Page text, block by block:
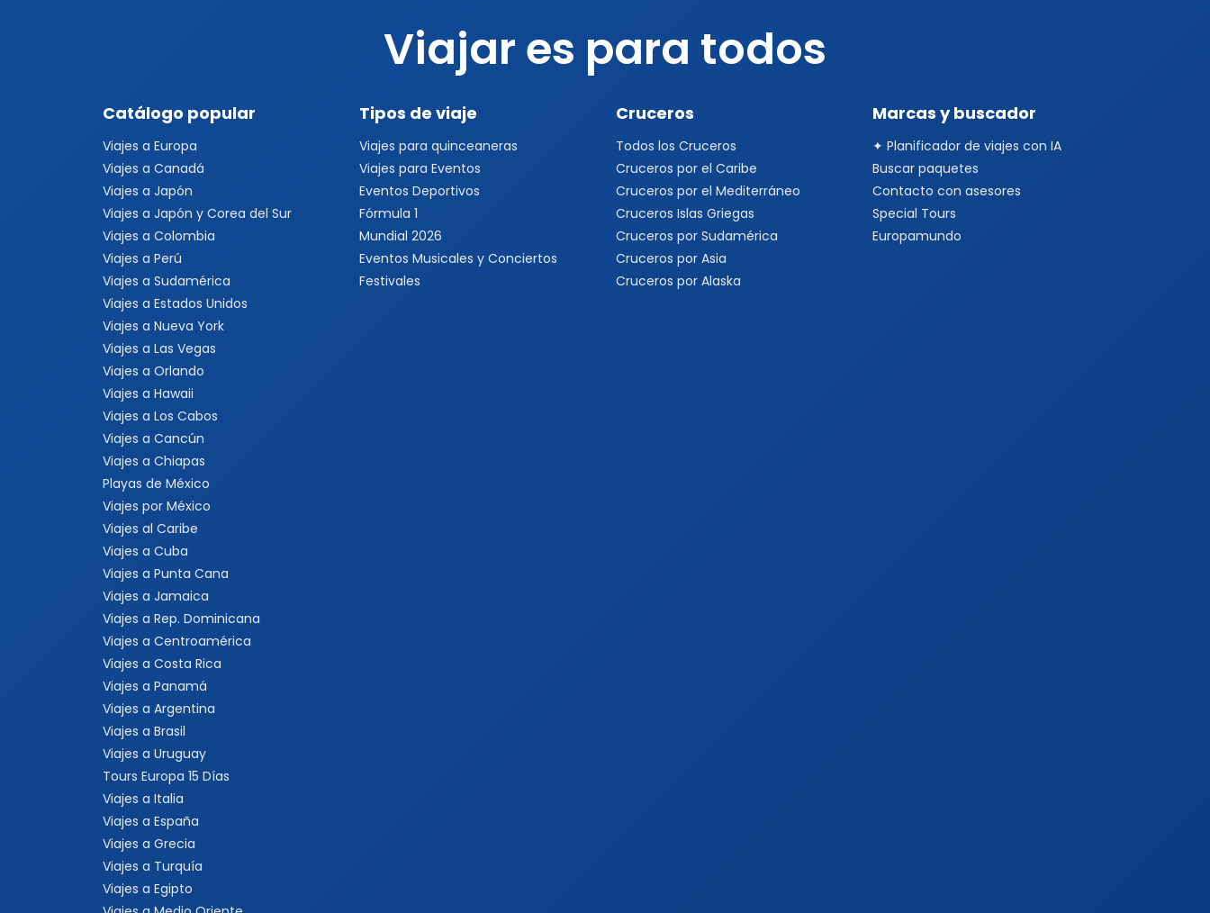
Viajar es para todos
Catálogo popular
Viajes a Europa
Viajes a Canadá
Viajes a Japón
Viajes a Japón y Corea del Sur
Viajes a Colombia
Viajes a Perú
Viajes a Sudamérica
Viajes a Estados Unidos
Viajes a Nueva York
Viajes a Las Vegas
Viajes a Orlando
Viajes a Hawaii
Viajes a Los Cabos
Viajes a Cancún
Viajes a Chiapas
Playas de México
Viajes por México
Viajes al Caribe
Viajes a Cuba
Viajes a Punta Cana
Viajes a Jamaica
Viajes a Rep. Dominicana
Viajes a Centroamérica
Viajes a Costa Rica
Viajes a Panamá
Viajes a Argentina
Viajes a Brasil
Viajes a Uruguay
Tours Europa 15 Días
Viajes a Italia
Viajes a España
Viajes a Grecia
Viajes a Turquía
Viajes a Egipto
Tipos de viaje
Viajes para quinceaneras
Viajes para Eventos
Eventos Deportivos
Fórmula 1
Mundial 2026
Eventos Musicales y Conciertos
Festivales
Cruceros
Todos los Cruceros
Cruceros por el Caribe
Cruceros por el Mediterráneo
Cruceros Islas Griegas
Cruceros por Sudamérica
Cruceros por Asia
Cruceros por Alaska
Marcas y buscador
✦ Planificador de viajes con IA
Buscar paquetes
Contacto con asesores
Special Tours
Europamundo